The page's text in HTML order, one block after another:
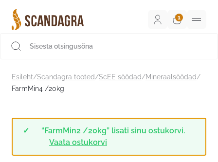
sisu
juurde
Esileht/Scandagra tooted/ScEE söödad/Mineraalsöödad/
FarmMin4 /20kg
“FarmMin2 /20kg” lisati sinu ostukorvi.
Vaata ostukorvi